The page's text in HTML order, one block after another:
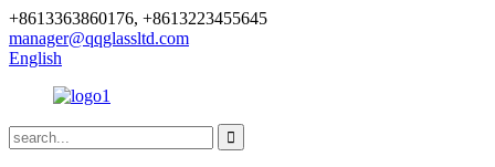
+8613363860176, +8613223455645
manager@qqglassltd.com
English